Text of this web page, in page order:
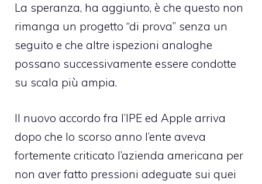
La speranza, ha aggiunto, è che questo non
rimanga un progetto “di prova” senza un
seguito e che altre ispezioni analoghe
possano successivamente essere condotte
su scala più ampia.
Il nuovo accordo fra l’IPE ed Apple arriva
dopo che lo scorso anno l’ente aveva
fortemente criticato l’azienda americana per
non aver fatto pressioni adeguate sui quei